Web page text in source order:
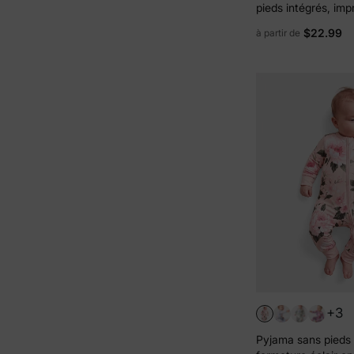
pieds intégrés,
éclair double sens,
à partir de $22.99
+3
Pyjama sans pieds